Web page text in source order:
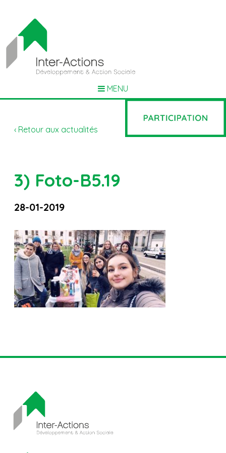
MENU
‹ Retour aux actualités
3) Foto-B5.19
28-01-2019